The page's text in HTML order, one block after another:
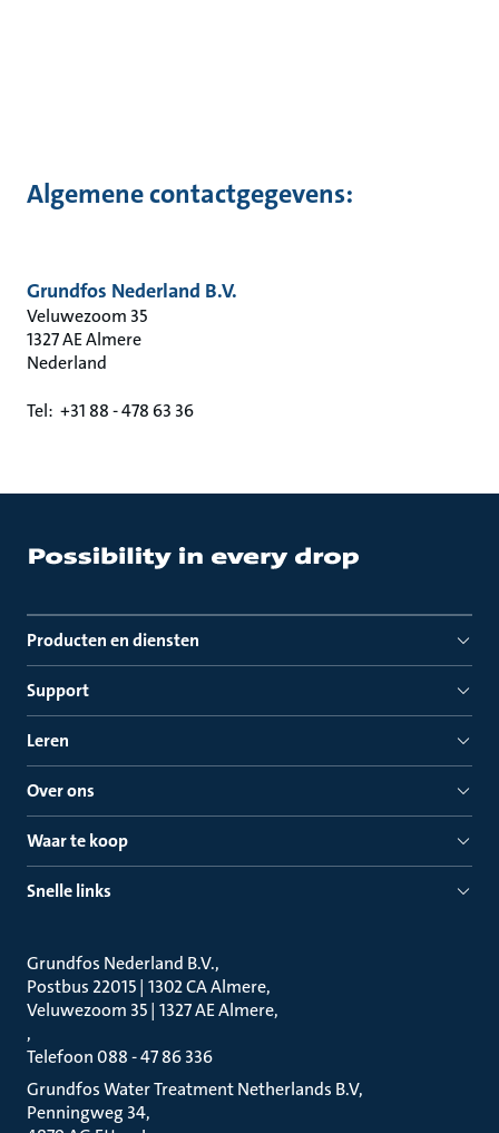
Algemene contactgegevens:
Grundfos Nederland B.V.
Veluwezoom 35
1327 AE Almere
Nederland
Tel: +31 88 - 478 63 36
Producten en diensten
Support
Leren
Over ons
Waar te koop
Snelle links
Grundfos Nederland B.V.
Postbus 22015 | 1302 CA Almere
Veluwezoom 35 | 1327 AE Almere
Telefoon 088 - 47 86 336
Grundfos Water Treatment Netherlands B.V
Penningweg 34